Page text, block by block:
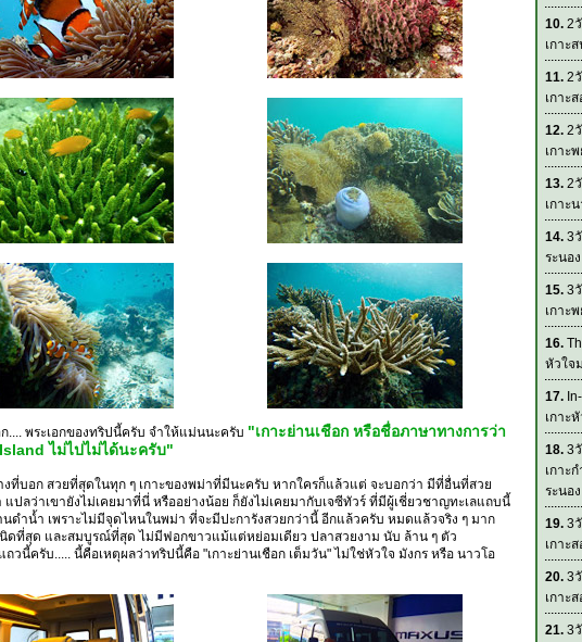
ก.... พระเอกของทริปนี้ครับ จำให้แม่นนะครับ "เกาะย่านเชือก หรือชื่อภาษาทางการว่า
ไม่ไปไม่ได้นะครับ"
งที่บอก สวยที่สุดในทุก ๆ เกาะของพม่าที่มีนะครับ หากใครก็แล้วแต่ จะบอกว่า มีที่อื่นที่สวย
แปลว่าเขายังไม่เคยมาที่นี่ หรืออย่างน้อย ก็ยังไม่เคยมากับเจซีทัวร์ ที่มีผู้เชี่ยวชาญทะเลแถบนี้
ดำน้ำ เพราะไม่มีจุดไหนในพม่า ที่จะมีปะการังสวยกว่านี้ อีกแล้วครับ หมดแล้วจริง ๆ มาก
ดที่สุด และสมบูรณ์ที่สุด ไม่มีฟอกขาวแม้แต่หย่อมเดียว ปลาสวยงาม นับ ล้าน ๆ ตัว
ถวนี้ครับ..... นี้คือเหตุผลว่าทริปนี้คือ "เกาะย่านเชือก เต็มวัน" ไม่ใช่หัวใจ มังกร หรือ นาวโอ
10. 2
เกาะ
11. 2
เกาะ
12. 2
เกาะ
13. 2
เกาะ
14. 3
ระนอง
15. 3
เกาะ
16.
หัวใจ
17.
เกาะ
18. 3
เกาะ
ระนอง
19. 3
เกาะ
20. 3
เกาะ
21. 3